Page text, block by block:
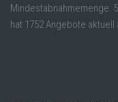
Mindestabnahmemenge:
hat 1752 Angebote